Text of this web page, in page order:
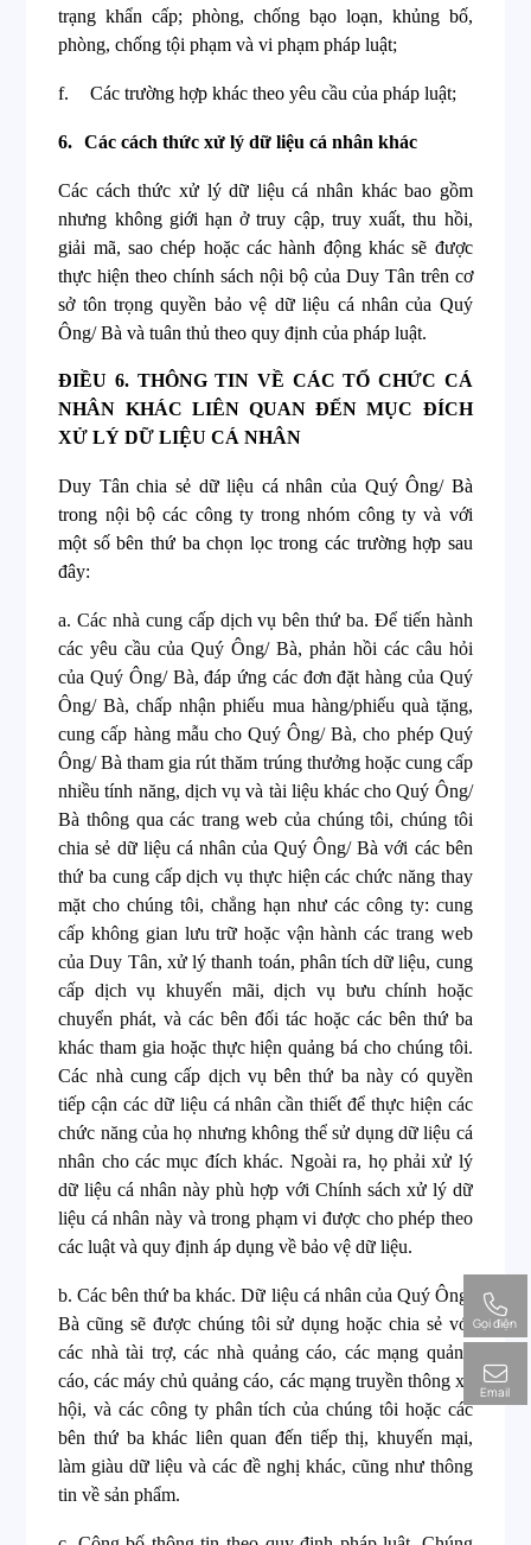
trạng khẩn cấp; phòng, chống bạo loạn, khủng bố,
phòng, chống tội phạm và vi phạm pháp luật;
f. Các trường hợp khác theo yêu cầu của pháp luật;
6. Các cách thức xử lý dữ liệu cá nhân khác
Các cách thức xử lý dữ liệu cá nhân khác bao gồm
nhưng không giới hạn ở truy cập, truy xuất, thu hồi,
giải mã, sao chép hoặc các hành động khác sẽ được
thực hiện theo chính sách nội bộ của Duy Tân trên cơ
sở tôn trọng quyền bảo vệ dữ liệu cá nhân của Quý
Ông/ Bà và tuân thủ theo quy định của pháp luật.
ĐIỀU 6. THÔNG TIN VỀ CÁC TỔ CHỨC CÁ
NHÂN KHÁC LIÊN QUAN ĐẾN MỤC ĐÍCH
XỬ LÝ DỮ LIỆU CÁ NHÂN
Duy Tân chia sẻ dữ liệu cá nhân của Quý Ông/ Bà
trong nội bộ các công ty trong nhóm công ty và với
một số bên thứ ba chọn lọc trong các trường hợp sau
đây:
a. Các nhà cung cấp dịch vụ bên thứ ba. Để tiến hành
các yêu cầu của Quý Ông/ Bà, phản hồi các câu hỏi
của Quý Ông/ Bà, đáp ứng các đơn đặt hàng của Quý
Ông/ Bà, chấp nhận phiếu mua hàng/phiếu quà tặng,
cung cấp hàng mẫu cho Quý Ông/ Bà, cho phép Quý
Ông/ Bà tham gia rút thăm trúng thưởng hoặc cung cấp
nhiều tính năng, dịch vụ và tài liệu khác cho Quý Ông/
Bà thông qua các trang web của chúng tôi, chúng tôi
chia sẻ dữ liệu cá nhân của Quý Ông/ Bà với các bên
thứ ba cung cấp dịch vụ thực hiện các chức năng thay
mặt cho chúng tôi, chẳng hạn như các công ty: cung
cấp không gian lưu trữ hoặc vận hành các trang web
của Duy Tân, xử lý thanh toán, phân tích dữ liệu, cung
cấp dịch vụ khuyến mãi, dịch vụ bưu chính hoặc
chuyển phát, và các bên đối tác hoặc các bên thứ ba
khác tham gia hoặc thực hiện quảng bá cho chúng tôi.
Các nhà cung cấp dịch vụ bên thứ ba này có quyền
tiếp cận các dữ liệu cá nhân cần thiết để thực hiện các
chức năng của họ nhưng không thể sử dụng dữ liệu cá
nhân cho các mục đích khác. Ngoài ra, họ phải xử lý
dữ liệu cá nhân này phù hợp với Chính sách xử lý dữ
liệu cá nhân này và trong phạm vi được cho phép theo
các luật và quy định áp dụng về bảo vệ dữ liệu.
b. Các bên thứ ba khác. Dữ liệu cá nhân của Quý Ông/
Bà cũng sẽ được chúng tôi sử dụng hoặc chia sẻ với
các nhà tài trợ, các nhà quảng cáo, các mạng quảng
cáo, các máy chủ quảng cáo, các mạng truyền thông xã
hội, và các công ty phân tích của chúng tôi hoặc các
bên thứ ba khác liên quan đến tiếp thị, khuyến mại,
làm giàu dữ liệu và các đề nghị khác, cũng như thông
tin về sản phẩm.
Gọi điện
Email